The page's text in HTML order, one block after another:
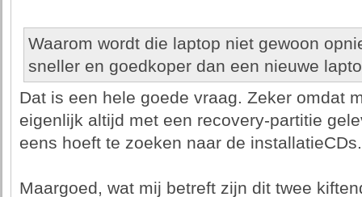
Waarom wordt die laptop niet gewoon
sneller en goedkoper dan een nieuwe
Dat is een hele goede vraag. Zeker omdat
eigenlijk altijd met een recovery-partitie
eens hoeft te zoeken naar de installatieCDs.
Maargoed, wat mij betreft zijn dit twee